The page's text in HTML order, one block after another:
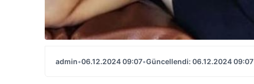
admin•06.12.2024 09:07•Güncellendi: 06.12.2024 09:07